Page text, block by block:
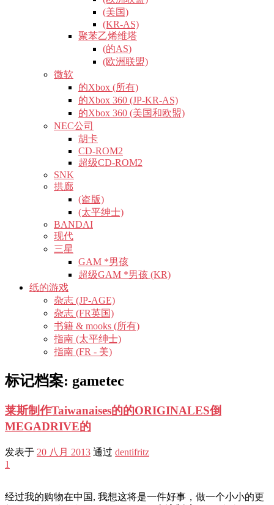
(美国)
(KR-AS)
聚苯乙烯维塔
(的AS)
(欧洲联盟)
微软
的Xbox (所有)
的Xbox 360 (JP-KR-AS)
的Xbox 360 (美国和欧盟)
NEC公司
胡卡
CD-ROM2
超级CD-ROM2
SNK
拱廊
(盗版)
(太平绅士)
BANDAI
现代
三星
GAM *男孩
超级GAM *男孩 (KR)
纸的游戏
杂志 (JP-AGE)
杂志 (FR英国)
书籍 & mooks (所有)
指南 (太平绅士)
指南 (FR - 美)
标记档案: gametec
莱斯制作Taiwanaises的的ORIGINALES倒
MEGADRIVE的
发表于 20 八月 2013 通过 dentifritz
1
经过我的购物在中国, 我想这将是一件好事，做一个小小的更